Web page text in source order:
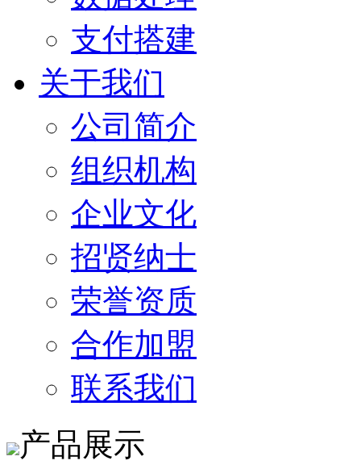
支付搭建
关于我们
公司简介
组织机构
企业文化
招贤纳士
荣誉资质
合作加盟
联系我们
产品展示